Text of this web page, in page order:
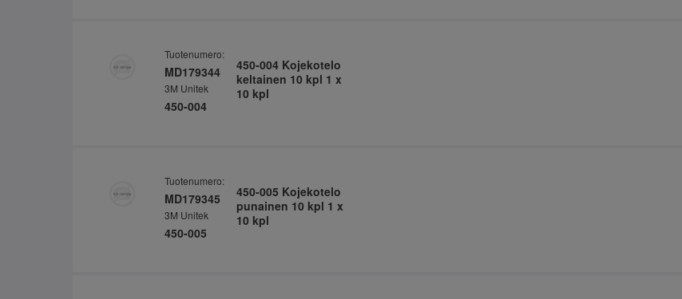
Tuotenumero:
MD179344
3M Unitek
450-004
450-004 Kojekotelo
keltainen 10 kpl 1 x
10 kpl
Tuotenumero:
MD179345
3M Unitek
450-005
450-005 Kojekotelo
punainen 10 kpl 1 x
10 kpl